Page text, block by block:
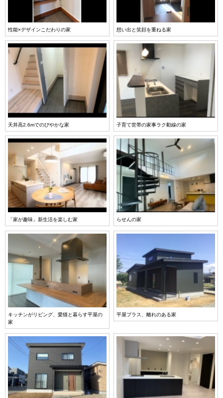
性能×デザインこだわりの家 想い出と笑顔を重ねる家
天井高2.6mでのびやかな家 子育て世帯の家事ラク動線の家
「家が趣味」新生活を楽しむ家 らせんの家
キッチンがリビング、愛猫と暮らす平屋の
家
平屋プラス、離れのある家